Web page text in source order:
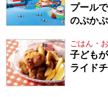
プール
のぷか
ごはん・
子ども
ライド